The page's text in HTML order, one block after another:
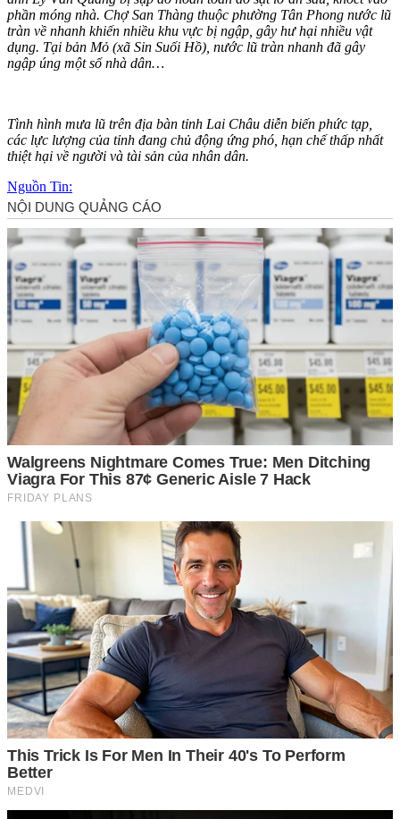
phần móng nhà. Chợ San Thàng thuộc phường Tân Phong nước lũ
tràn về nhanh khiến nhiều khu vực bị ngập, gây hư hại nhiều vật
dụng. Tại bản Mỏ (xã Sin Suối Hồ), nước lũ tràn nhanh đã gây
ngập úng một số nhà dân…
Tình hình mưa lũ trên địa bàn tỉnh Lai Châu diễn biến phức tạp,
các lực lượng của tỉnh đang chủ động ứng phó, hạn chế thấp nhất
thiệt hại về người và tài sản của nhân dân.
Nguồn Tin: